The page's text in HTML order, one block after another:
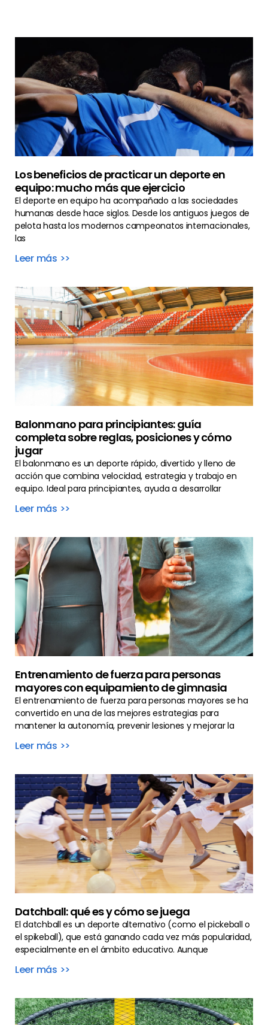
Los beneficios de practicar un deporte en
equipo: mucho más que ejercicio
El deporte en equipo ha acompañado a las sociedades
humanas desde hace siglos. Desde los antiguos juegos de
pelota hasta los modernos campeonatos internacionales,
las
Leer más >>
Balonmano para principiantes: guía
completa sobre reglas, posiciones y cómo
jugar
El balonmano es un deporte rápido, divertido y lleno de
acción que combina velocidad, estrategia y trabajo en
equipo. Ideal para principiantes, ayuda a desarrollar
Leer más >>
Entrenamiento de fuerza para personas
mayores con equipamiento de gimnasia
El entrenamiento de fuerza para personas mayores se ha
convertido en una de las mejores estrategias para
mantener la autonomía, prevenir lesiones y mejorar la
Leer más >>
Datchball: qué es y cómo se juega
El datchball es un deporte alternativo (como el pickeball o
el spikeball), que está ganando cada vez más popularidad,
especialmente en el ámbito educativo. Aunque
Leer más >>